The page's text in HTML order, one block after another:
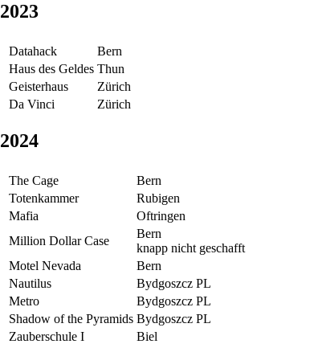
2023
Datahack
Bern
Haus des Geldes Thun
Geisterhaus
Zürich
Da Vinci
Zürich
2024
The Cage
Bern
Totenkammer
Rubigen
Mafia
Oftringen
Million Dollar Case
Bern
knapp nicht geschafft
Motel Nevada
Bern
Nautilus
Bydgoszcz PL
Metro
Bydgoszcz PL
Shadow of the Pyramids Bydgoszcz PL
Zauberschule I
Biel